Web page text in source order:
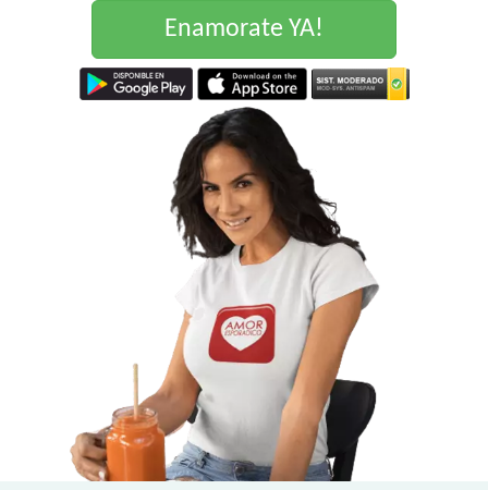
Enamorate YA!